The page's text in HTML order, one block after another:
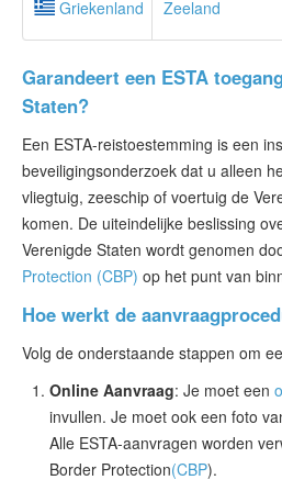
Griekenland
Zeeland
Garandeert een ESTA
Staten?
Een ESTA-reistoestemming is een
beveiligingsonderzoek dat u alleen
vliegtuig, zeeschip of voertuig de
komen. De uiteindelijke beslissing
Verenigde Staten wordt genomen
Protection (CBP) op het punt van
Hoe werkt de
Volg de onderstaande stappen om
Online Aanvraag: Je moet een
invullen. Je moet ook een foto
Alle ESTA-aanvragen worden
Border Protection(CBP).